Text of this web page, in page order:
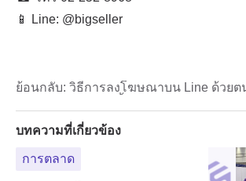
ย้อนกลับ: วิธีการลงโฆษณาบน Line ด้วยตน
บทความที่เกี่ยวข้อง
การตลาด